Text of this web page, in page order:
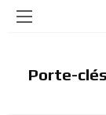
Porte-